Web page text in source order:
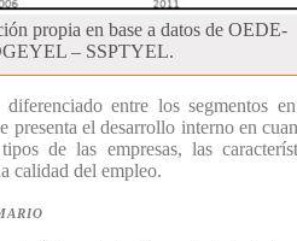
propia en base a datos de OEDE-
– SSPTYEL.
entre los segmentos
presenta el desarrollo interno en
de las empresas, las
calidad del empleo.